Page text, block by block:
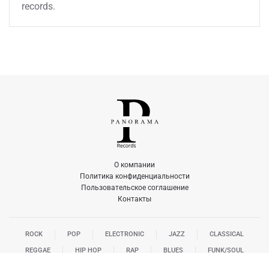
records.
О компании
Политика конфиденциальности
Пользовательское соглашение
Контакты
ROCK POP ELECTRONIC JAZZ CLASSICAL
REGGAE HIP HOP RAP BLUES FUNK/SOUL